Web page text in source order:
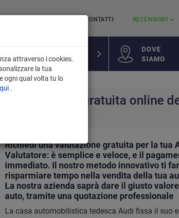
CONTATTI RECENSIONI
DOVE
SIAMO
Valutazione gratuita online
Richiedi una valutazione gratuita per la tua
Valutatore: è semplice e veloce, e il
immediato. Il nostro metodo innovativo ti
risparmiare tempo nella vendita della tua
La nostra azienda saprà dare il giusto
auto, tramite una quotazione professionale
La casa automobilistica tedesca Audi fissa il suo
attraverso i cookies.
la tua
ogni qual volta tu lo
qui .